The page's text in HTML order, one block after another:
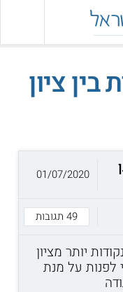
בין ציון
49 תגובות
01/07/2020
קיבלתי בבגרות במתמטיקה 20 נקודות יותר מציון
לפנות על מנת